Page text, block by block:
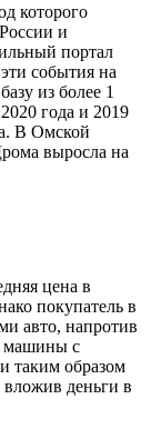
которого
и
портал
события на
из более 1
года и 2019
В Омской
выросла на
цена в
покупатель в
авто, напротив
машины с
таким образом
вложив деньги в